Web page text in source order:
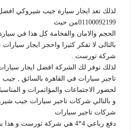
لذلك تعد ايجار سيارة جيب شيروكي افضل
01100092199من حيث
الحجم والامان والفخامة كل هذا في
بالتالى لا تفكر كثيرا واحجز ايجار
شركة تورست .
لذلك توفر لك الشركة افضل ايجار
تاجير سيارات في القاهرة بالسائق , جيب
لحضور الاجتماعات والمؤاتمرات و
و بالتالي شركات تاجير سيارات جيب
شركات تاجير سيارات
دفع رباعي 4*4 هي شركة تورست و هذا بشهادة عملائنا .